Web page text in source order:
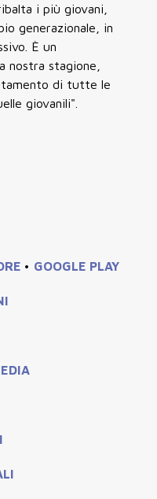
i più giovani,
generazionale, in
È un
nostra stagione,
di tutte le
giovanili".
• GOOGLE PLAY